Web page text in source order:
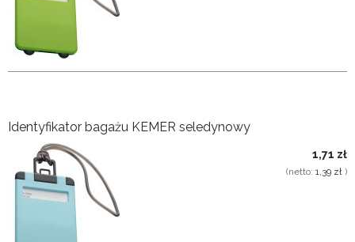
Identyfikator bagażu KEMER seledynowy
1,71 zł
(netto: 1,39 zł )